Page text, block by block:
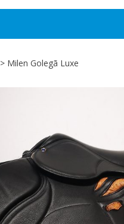
> Milen Golegã Luxe